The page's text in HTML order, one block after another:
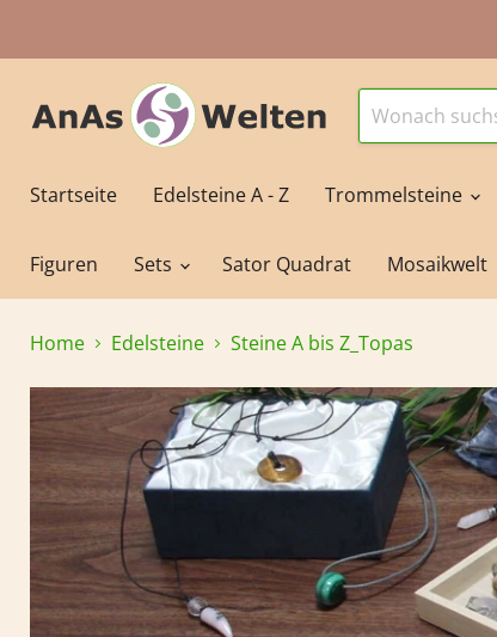
Startseite
Edelsteine A - Z Trommelsteine
Figuren Sets Sator Quadrat Mosaikwelt
Home Edelsteine Steine A bis Z_Topas